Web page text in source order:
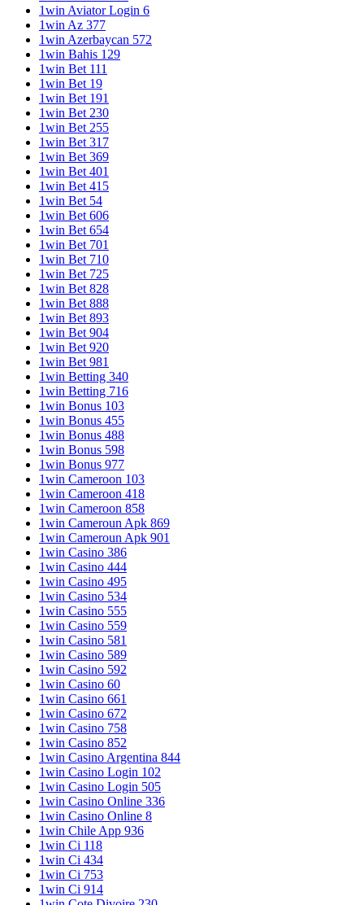
1win Aviator Login 6
1win Az 377
1win Azerbaycan 572
1win Bahis 129
1win Bet 111
1win Bet 19
1win Bet 191
1win Bet 230
1win Bet 255
1win Bet 317
1win Bet 369
1win Bet 401
1win Bet 415
1win Bet 54
1win Bet 606
1win Bet 654
1win Bet 701
1win Bet 710
1win Bet 725
1win Bet 828
1win Bet 888
1win Bet 893
1win Bet 904
1win Bet 920
1win Bet 981
1win Betting 340
1win Betting 716
1win Bonus 103
1win Bonus 455
1win Bonus 488
1win Bonus 598
1win Bonus 977
1win Cameroon 103
1win Cameroon 418
1win Cameroon 858
1win Cameroun Apk 869
1win Cameroun Apk 901
1win Casino 386
1win Casino 444
1win Casino 495
1win Casino 534
1win Casino 555
1win Casino 559
1win Casino 581
1win Casino 589
1win Casino 592
1win Casino 60
1win Casino 661
1win Casino 672
1win Casino 758
1win Casino 852
1win Casino Argentina 844
1win Casino Login 102
1win Casino Login 505
1win Casino Online 336
1win Casino Online 8
1win Chile App 936
1win Ci 118
1win Ci 434
1win Ci 753
1win Ci 914